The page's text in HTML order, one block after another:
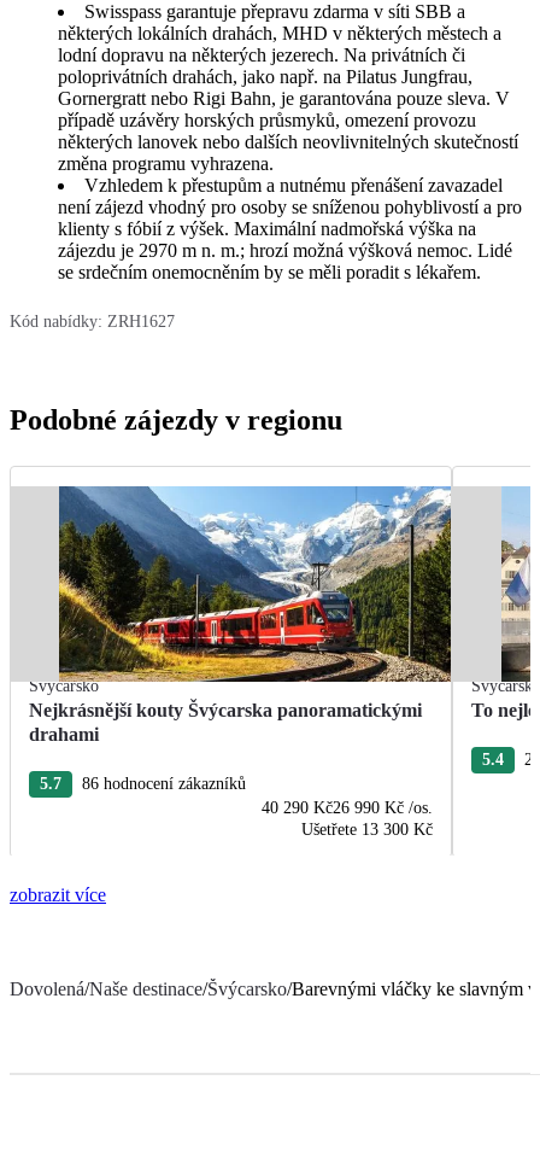
Swisspass garantuje přepravu zdarma v síti SBB a
některých lokálních drahách, MHD v některých městech a
lodní dopravu na některých jezerech. Na privátních či
poloprivátních drahách, jako např. na Pilatus Jungfrau,
Gornergratt nebo Rigi Bahn, je garantována pouze sleva. V
případě uzávěry horských průsmyků, omezení provozu
některých lanovek nebo dalších neovlivnitelných skutečností
změna programu vyhrazena.
Vzhledem k přestupům a nutnému přenášení zavazadel
není zájezd vhodný pro osoby se sníženou pohyblivostí a pro
klienty s fóbií z výšek. Maximální nadmořská výška na
zájezdu je 2970 m n. m.; hrozí možná výšková nemoc. Lidé
se srdečním onemocněním by se měli poradit s lékařem.
Kód nabídky: ZRH1627
Podobné zájezdy v regionu
Švýcarsko
Nejkrásnější kouty Švýcarska panoramatickými
drahami
5.7
86 hodnocení zákazníků
40 290 Kč26 990 Kč /os.
Ušetřete 13 300 Kč
To
5.4
zobrazit více
Dovolená/Naše destinace/Švýcarsko/Barevnými vláčky ke slavným